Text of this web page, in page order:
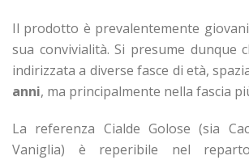
Il prodotto è prevalentemente
sua convivialità. Si presume dunque
indirizzata a diverse fasce di età,
anni, ma principalmente nella fascia
La referenza Cialde Golose (sia
Vaniglia) è reperibile nel